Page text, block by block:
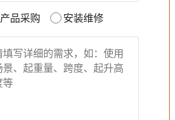
产品采购 安装维修